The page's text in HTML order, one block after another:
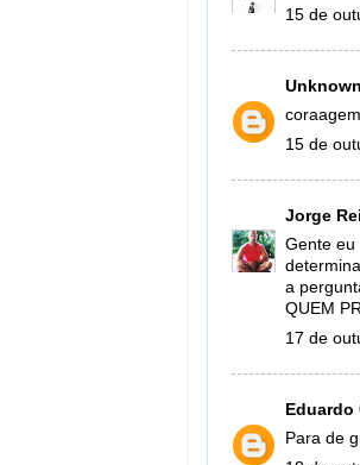
15 de
Unknown
15 de
Jorge
Gente eu
a
QUEM
17 de
Eduardo
Para de